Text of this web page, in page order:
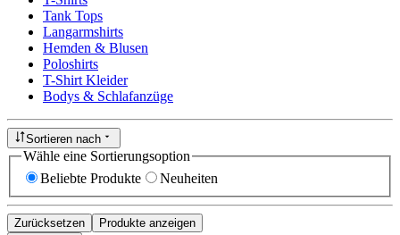
Tank Tops
Langarmshirts
Hemden & Blusen
Poloshirts
T-Shirt Kleider
Bodys & Schlafanzüge
Sortieren nach
Wähle eine Sortierungsoption
Beliebte Produkte
Neuheiten
Zurücksetzen
Produkte anzeigen